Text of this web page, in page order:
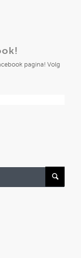
pagina! Volg